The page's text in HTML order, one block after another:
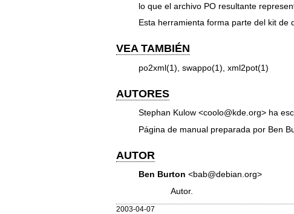
lo que el archivo PO resultante
Esta herramienta forma parte del kit de
VEA TAMBIÉN
po2xml(1), swappo(1), xml2pot(1)
AUTORES
Stephan Kulow <coolo@kde.org> ha
Página de manual preparada por Ben
AUTOR
Ben Burton <bab@debian.org>
Autor.
2003-04-07